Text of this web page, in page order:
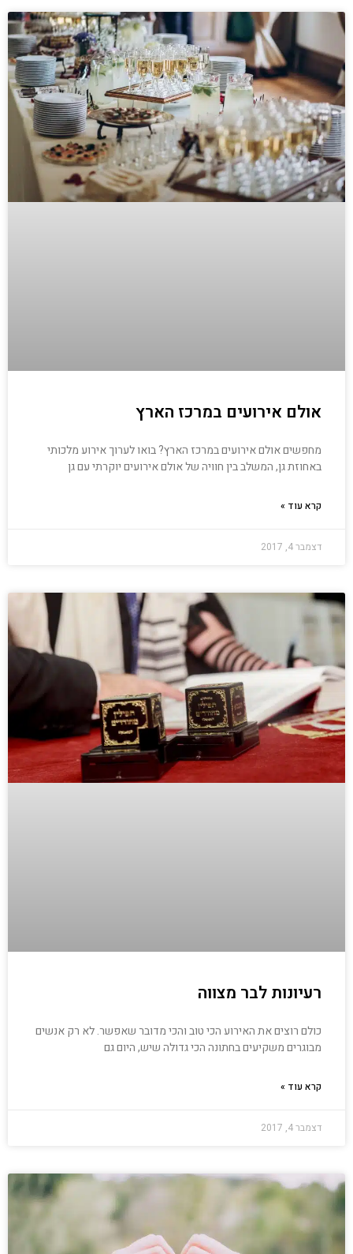
אולם אירועים במרכז הארץ
מחפשים אולם אירועים במרכז הארץ? בואו לערוך אירוע מלכותי
באחוזת גן, המשלב בין חוויה של אולם אירועים יוקרתי עם גן
קרא עוד »
דצמבר 4, 2017
רעיונות לבר מצווה
כולם רוצים את האירוע הכי טוב והכי מדובר שאפשר. לא רק אנשים
מבוגרים משקיעים בחתונה הכי גדולה שיש, היום גם
קרא עוד »
דצמבר 4, 2017